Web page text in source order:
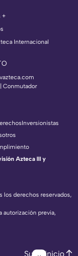
+
Internacional
| Conmutador
los derechos reservados,
autorización previa,
Inversionistas
Azteca III y
Subir inicio